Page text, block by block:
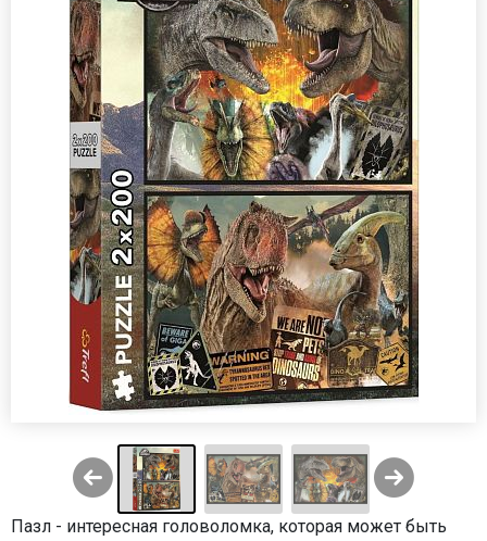
Пазл - интересная головоломка, которая может быть